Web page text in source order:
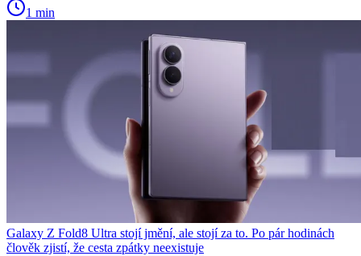
1 min
Galaxy Z Fold8 Ultra stojí jmění, ale stojí za to. Po pár hodinách
člověk zjistí, že cesta zpátky neexistuje